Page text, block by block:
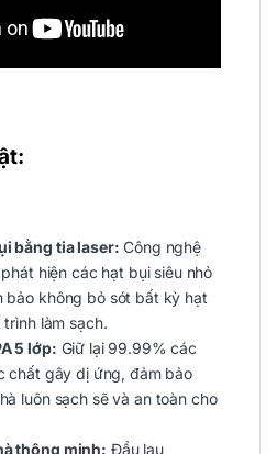
bằng tia laser: Công nghệ
hiện các hạt bụi siêu nhỏ
bảo không bỏ sót bất kỳ hạt
làm sạch.
5 lớp: Giữ lại 99.99% các
chất gây dị ứng, đảm bảo
luôn sạch sẽ và an toàn cho
thông minh: Đầu lau